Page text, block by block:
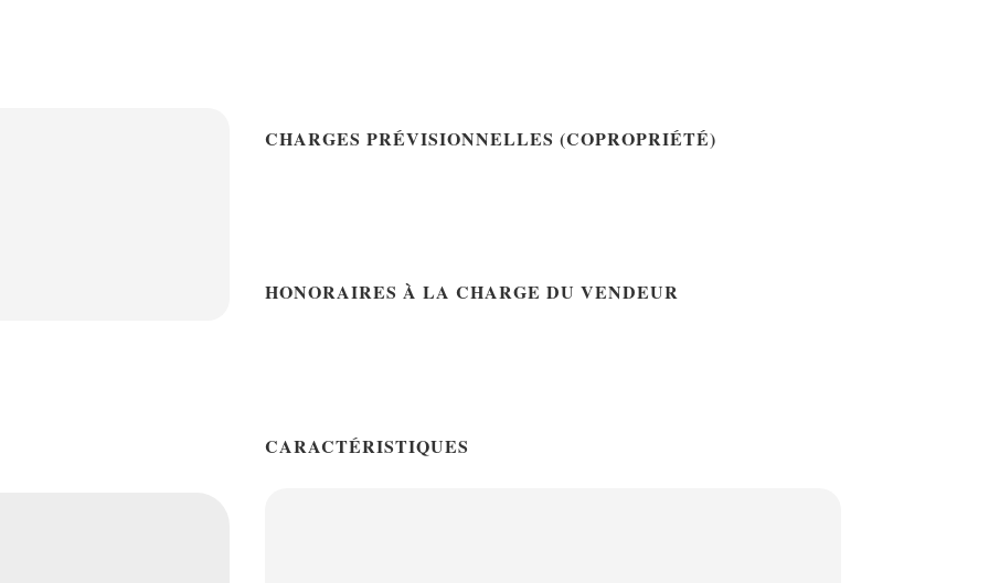
CHARGES PRÉVISIONNELLES (COPROPRIÉTÉ)
HONORAIRES À LA CHARGE DU VENDEUR
CARACTÉRISTIQUES